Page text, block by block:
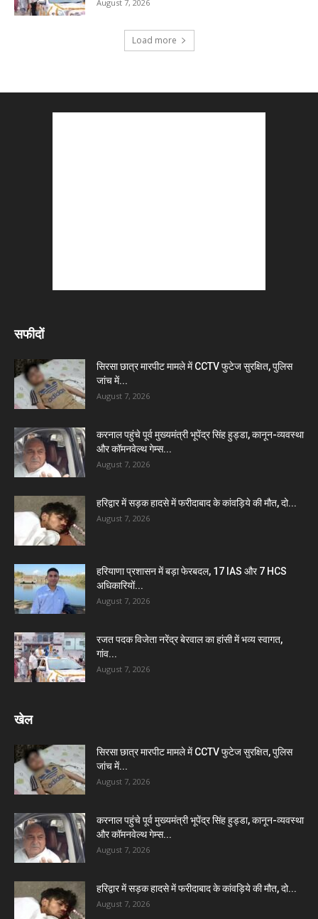
August 7, 2026
Load more
सफीदों
सिरसा छात्र मारपीट मामले में CCTV फुटेज सुरक्षित, पुलिस
जांच में...
August 7, 2026
करनाल पहुंचे पूर्व मुख्यमंत्री भूपेंद्र सिंह हुड्डा, कानून-व्यवस्था
और कॉमनवेल्थ गेम्स...
August 7, 2026
हरिद्वार में सड़क हादसे में फरीदाबाद के कांवड़िये की मौत, दो...
August 7, 2026
हरियाणा प्रशासन में बड़ा फेरबदल, 17 IAS और 7 HCS
अधिकारियों...
August 7, 2026
रजत पदक विजेता नरेंद्र बेरवाल का हांसी में भव्य स्वागत,
गांव...
August 7, 2026
खेल
सिरसा छात्र मारपीट मामले में CCTV फुटेज सुरक्षित, पुलिस
जांच में...
August 7, 2026
करनाल पहुंचे पूर्व मुख्यमंत्री भूपेंद्र सिंह हुड्डा, कानून-व्यवस्था
और कॉमनवेल्थ गेम्स...
August 7, 2026
हरिद्वार में सड़क हादसे में फरीदाबाद के कांवड़िये की मौत, दो...
August 7, 2026